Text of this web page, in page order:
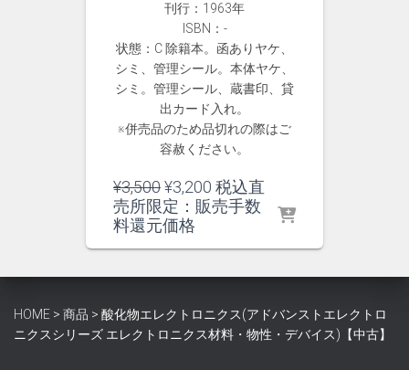
刊行：1963年
ISBN：-
状態：C 除籍本。函ありヤケ、
シミ、管理シール。本体ヤケ、
シミ。管理シール、蔵書印、貸
出カード入れ。
※併売品のため品切れの際はご
容赦ください。
¥3,500元
の
価
¥3,500
し
た。
¥3,200 現
在
は
で
す。
税込直
売所限定：販売手数
料還元価格
HOME > 商品 > 酸化物エレクトロニクス(アドバンストエレクトロ
ニクスシリーズ エレクトロニクス材料・物性・デバイス)【中古】